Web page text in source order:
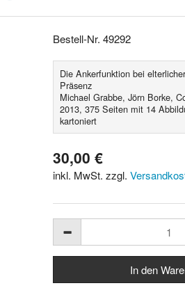
Bestell-Nr. 49292
Die Ankerfunktion bei
Präsenz
Michael Grabbe, Jörn Borke,
2013, 375 Seiten mit 14
kartoniert
30,00 €
inkl. MwSt. zzgl.